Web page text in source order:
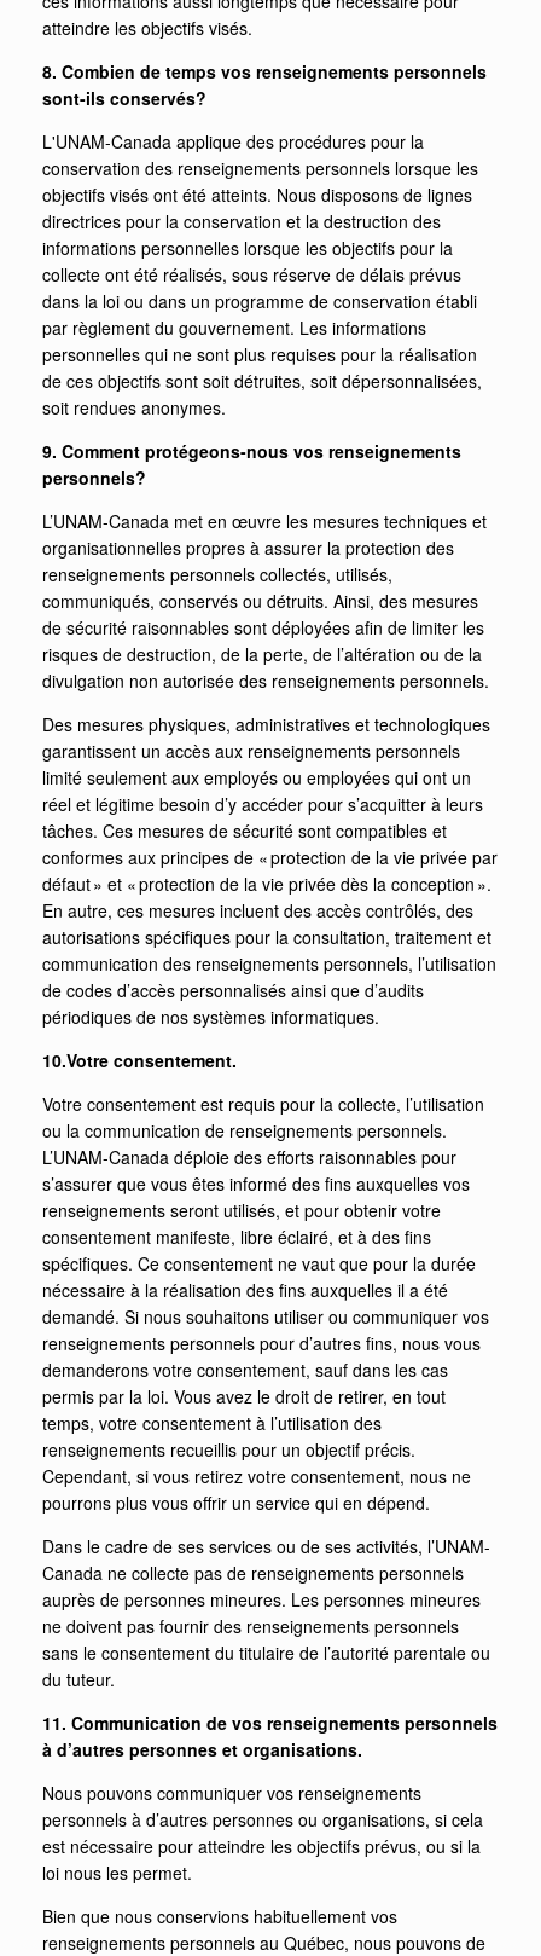
atteindre les objectifs visés.
8. Combien de temps vos renseignements personnels
sont-ils conservés?
L'UNAM-Canada applique des procédures pour la
conservation des renseignements personnels lorsque les
objectifs visés ont été atteints. Nous disposons de lignes
directrices pour la conservation et la destruction des
informations personnelles lorsque les objectifs pour la
collecte ont été réalisés, sous réserve de délais prévus
dans la loi ou dans un programme de conservation établi
par règlement du gouvernement. Les informations
personnelles qui ne sont plus requises pour la réalisation
de ces objectifs sont soit détruites, soit dépersonnalisées,
soit rendues anonymes.
9. Comment protégeons-nous vos renseignements
personnels?
L’UNAM-Canada met en œuvre les mesures techniques et
organisationnelles propres à assurer la protection des
renseignements personnels collectés, utilisés,
communiqués, conservés ou détruits. Ainsi, des mesures
de sécurité raisonnables sont déployées afin de limiter les
risques de destruction, de la perte, de l’altération ou de la
divulgation non autorisée des renseignements personnels.
Des mesures physiques, administratives et technologiques
garantissent un accès aux renseignements personnels
limité seulement aux employés ou employées qui ont un
réel et légitime besoin d’y accéder pour s’acquitter à leurs
tâches. Ces mesures de sécurité sont compatibles et
conformes aux principes de « protection de la vie privée par
défaut » et « protection de la vie privée dès la conception ».
En autre, ces mesures incluent des accès contrôlés, des
autorisations spécifiques pour la consultation, traitement et
communication des renseignements personnels, l’utilisation
de codes d’accès personnalisés ainsi que d’audits
périodiques de nos systèmes informatiques.
10.Votre consentement.
Votre consentement est requis pour la collecte, l’utilisation
ou la communication de renseignements personnels.
L’UNAM-Canada déploie des efforts raisonnables pour
s’assurer que vous êtes informé des fins auxquelles vos
renseignements seront utilisés, et pour obtenir votre
consentement manifeste, libre éclairé, et à des fins
spécifiques. Ce consentement ne vaut que pour la durée
nécessaire à la réalisation des fins auxquelles il a été
demandé. Si nous souhaitons utiliser ou communiquer vos
renseignements personnels pour d’autres fins, nous vous
demanderons votre consentement, sauf dans les cas
permis par la loi. Vous avez le droit de retirer, en tout
temps, votre consentement à l’utilisation des
renseignements recueillis pour un objectif précis.
Cependant, si vous retirez votre consentement, nous ne
pourrons plus vous offrir un service qui en dépend.
Dans le cadre de ses services ou de ses activités, l’UNAM-
Canada ne collecte pas de renseignements personnels
auprès de personnes mineures. Les personnes mineures
ne doivent pas fournir des renseignements personnels
sans le consentement du titulaire de l’autorité parentale ou
du tuteur.
11. Communication de vos renseignements personnels
à d’autres personnes et organisations.
Nous pouvons communiquer vos renseignements
personnels à d’autres personnes ou organisations, si cela
est nécessaire pour atteindre les objectifs prévus, ou si la
loi nous les permet.
Bien que nous conservions habituellement vos
renseignements personnels au Québec, nous pouvons de